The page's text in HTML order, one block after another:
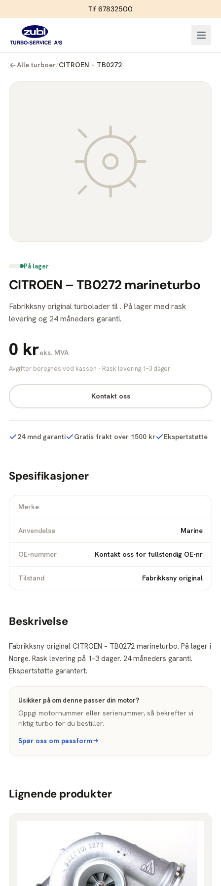
Tlf 67832500
Alle turboer/CITROEN – TB0272
På lager
CITROEN – TB0272 marineturbo
Fabrikksny original turbolader til . På lager med rask
levering og 24 måneders garanti.
0 kreks. MVA
Avgifter beregnes ved kassen · Rask levering 1–3 dager
Kontakt oss
24 mnd garanti Gratis frakt over 1500 kr Ekspertstøtte
Spesifikasjoner
Merke
Anvendelse Marine
OE-nummer Kontakt oss for fullstendig OE-nr
Tilstand Fabrikksny original
Beskrivelse
Fabrikksny original CITROEN – TB0272 marineturbo. På lager i
Norge. Rask levering på 1–3 dager. 24 måneders garanti.
Ekspertstøtte garantert.
Usikker på om denne passer din motor?
Oppgi motornummer eller serienummer, så bekrefter vi
riktig turbo før du bestiller.
Spør oss om passform
Lignende produkter